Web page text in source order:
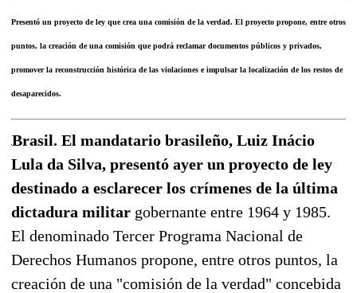
Presentó un proyecto de ley que crea una comisión de la verdad. El proyecto propone, entre otros
puntos, la creación de una comisión que podrá reclamar documentos públicos y privados,
promover la reconstrucción histórica de las violaciones e impulsar la localización de los restos de
desaparecidos.
Brasil. El mandatario brasileño, Luiz Inácio
Lula da Silva, presentó ayer un proyecto de ley
destinado a esclarecer los crímenes de la última
dictadura militar gobernante entre 1964 y 1985.
El denominado Tercer Programa Nacional de
Derechos Humanos propone, entre otros puntos, la
creación de una "comisión de la verdad" concebida